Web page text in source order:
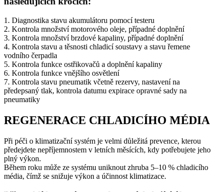
1. Diagnostika stavu akumulátoru pomocí testeru
2. Kontrola množství motorového oleje, případné doplnění
3. Kontrola množství brzdové kapaliny, případné doplnění
4. Kontrola stavu a těsnosti chladicí soustavy a stavu řemene
vodního čerpadla
5. Kontrola funkce ostřikovačů a doplnění kapaliny
6. Kontrola funkce vnějšího osvětlení
7. Kontrola stavu pneumatik včetně rezervy, nastavení na
předepsaný tlak, kontrola datumu expirace opravné sady na
pneumatiky
REGENERACE CHLADICÍHO MÉDIA
Při péči o klimatizační systém je velmi důležitá prevence, kterou
předejdete nepříjemnostem v letních měsících, kdy potřebujete jeho
plný výkon.
Během roku může ze systému uniknout zhruba 5–10 % chladicího
média, čímž se snižuje výkon a účinnost klimatizace.